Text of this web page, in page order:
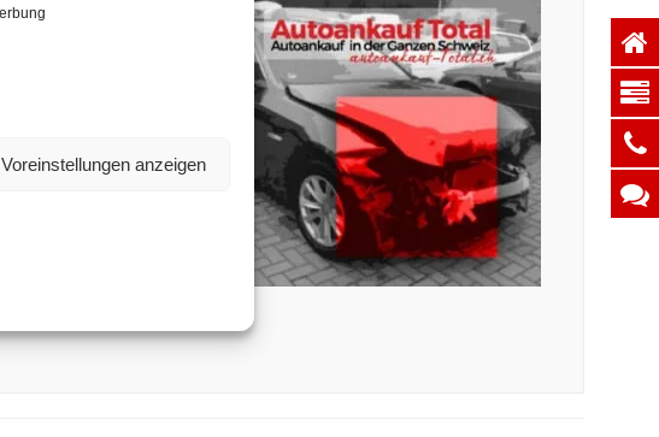
Voreinstellungen anzeigen
Export Autos,
Abholung. Ganz
Gebrauchtwagen